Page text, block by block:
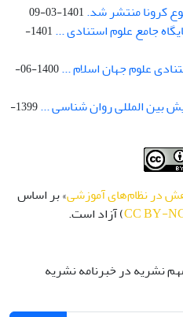
1401-03-09
1401-
1400-06-
بین المللی روان شناسی ...
1399-
در نظام‌های آموزشی» بر اساس
CC BY-) آزاد است.
نشریه در خبرنامه نشریه